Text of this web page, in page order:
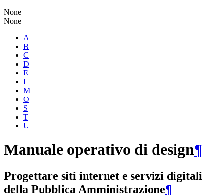
None
None
A
B
C
D
E
I
M
O
S
T
U
Manuale operativo di design¶
Progettare siti internet e servizi digitali
della Pubblica Amministrazione¶